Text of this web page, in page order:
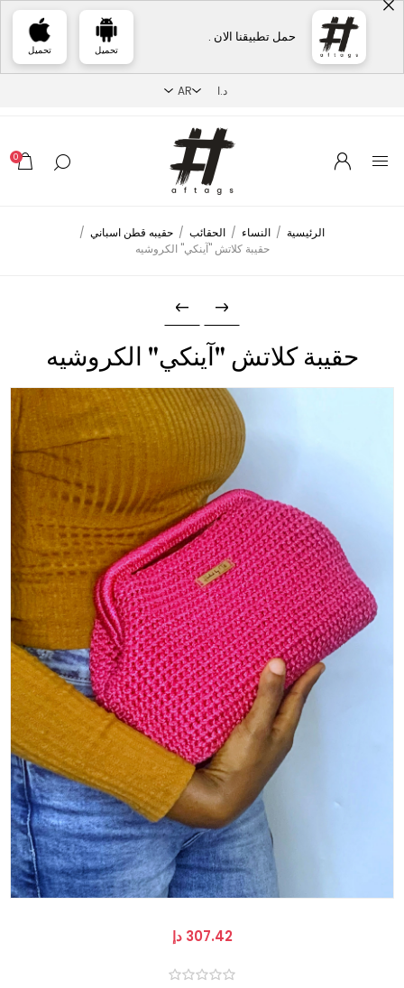
حمل تطبيقنا الان .
تحميل تحميل
0
الرئيسية / النساء / الحقائب / حقيبه قطن اسباني /
حقيبة كلاتش "آينكي" الكروشيه
حقيبة كلاتش "آينكي" الكروشيه
307.42 دإ